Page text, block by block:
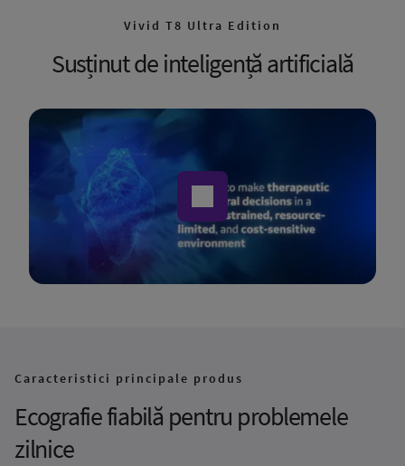
Vivid T8 Ultra Edition
Susținut de inteligență artificială
Caracteristici principale produs
Ecografie fiabilă pentru problemele
zilnice